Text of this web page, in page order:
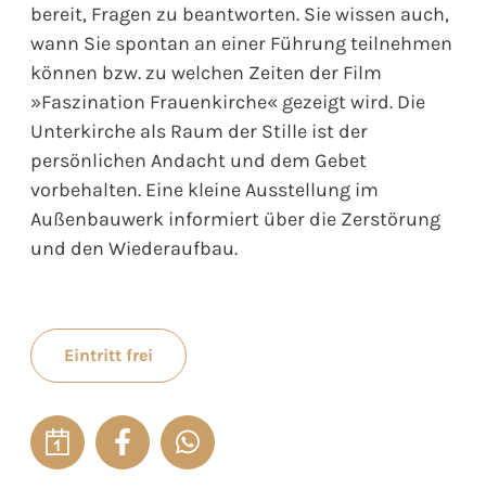
bereit, Fragen zu beantworten. Sie wissen auch,
wann Sie spontan an einer Führung teilnehmen
können bzw. zu welchen Zeiten der Film
»Faszination Frauenkirche« gezeigt wird. Die
Unterkirche als Raum der Stille ist der
persönlichen Andacht und dem Gebet
vorbehalten. Eine kleine Ausstellung im
Außenbauwerk informiert über die Zerstörung
und den Wiederaufbau.
Eintritt frei